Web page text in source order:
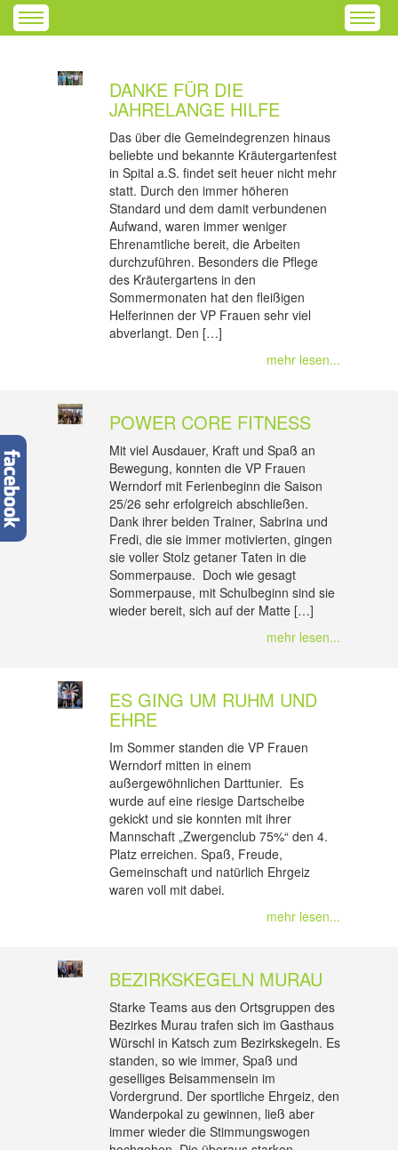
DANKE FÜR DIE
JAHRELANGE HILFE
Das über die Gemeindegrenzen hinaus
beliebte und bekannte Kräutergartenfest
in Spital a.S. findet seit heuer nicht mehr
statt. Durch den immer höheren
Standard und dem damit verbundenen
Aufwand, waren immer weniger
Ehrenamtliche bereit, die Arbeiten
durchzuführen. Besonders die Pflege
des Kräutergartens in den
Sommermonaten hat den fleißigen
Helferinnen der VP Frauen sehr viel
abverlangt. Den […]
mehr lesen...
POWER CORE FITNESS
Mit viel Ausdauer, Kraft und Spaß an
Bewegung, konnten die VP Frauen
Werndorf mit Ferienbeginn die Saison
25/26 sehr erfolgreich abschließen.
Dank ihrer beiden Trainer, Sabrina und
Fredi, die sie immer motivierten, gingen
sie voller Stolz getaner Taten in die
Sommerpause. Doch wie gesagt
Sommerpause, mit Schulbeginn sind sie
wieder bereit, sich auf der Matte […]
mehr lesen...
ES GING UM RUHM UND
EHRE
Im Sommer standen die VP Frauen
Werndorf mitten in einem
außergewöhnlichen Darttunier. Es
wurde auf eine riesige Dartscheibe
gekickt und sie konnten mit ihrer
Mannschaft „Zwergenclub 75%“ den 4.
Platz erreichen. Spaß, Freude,
Gemeinschaft und natürlich Ehrgeiz
waren voll mit dabei.
mehr lesen...
BEZIRKSKEGELN MURAU
Starke Teams aus den Ortsgruppen des
Bezirkes Murau trafen sich im Gasthaus
Würschl in Katsch zum Bezirkskegeln. Es
standen, so wie immer, Spaß und
geselliges Beisammensein im
Vordergrund. Der sportliche Ehrgeiz, den
Wanderpokal zu gewinnen, ließ aber
immer wieder die Stimmungswogen